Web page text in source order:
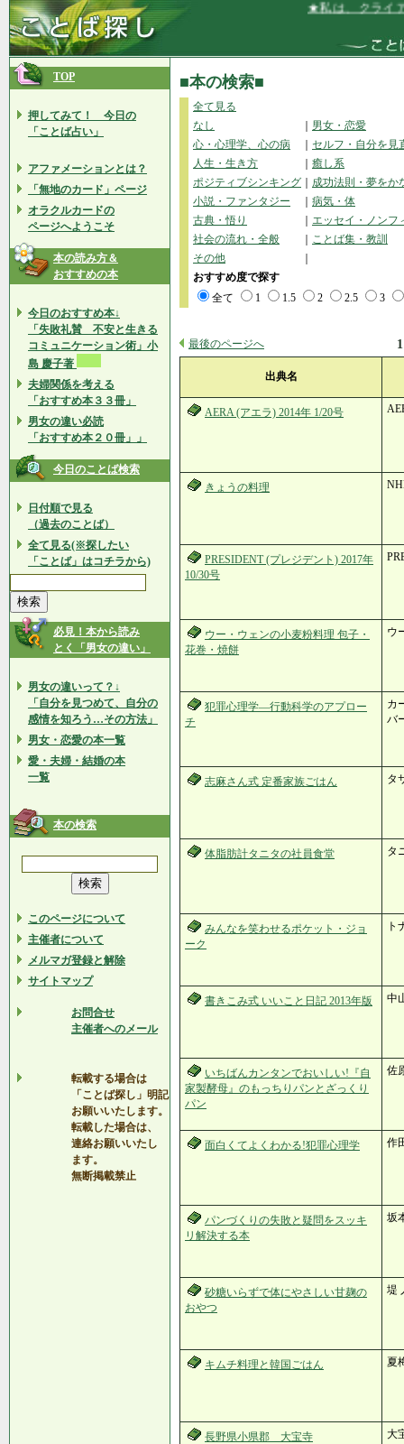
★私は、クライアン
TOP
押してみて！ 今日の
「ことば占い」
アファメーションとは？
「無地のカード」ページ
オラクルカードの
ページへようこそ
本の読み方＆
おすすめの本
今日のおすすめ本↓
「失敗礼賛 不安と生きる
コミュニケーション術」小
島 慶子著
夫婦関係を考える
「おすすめ本３３冊」
男女の違い必読
「おすすめ本２０冊」」
今日のことば検索
日付順で見る
（過去のことば）
全て見る(※探したい
「ことば」はコチラから)
必見！本から読み
とく「男女の違い」
男女の違いって？↓
「自分を見つめて、自分の
感情を知ろう…その方法」
男女・恋愛の本一覧
愛・夫婦・結婚の本
一覧
本の検索
このページについて
主催者について
メルマガ登録と解除
サイトマップ
お問合せ
主催者へのメール
転載する場合は
「ことば探し」明記
お願いいたします。
転載した場合は、
連絡お願いいたし
ます。
無断掲載禁止
■本の検索■
全て見る
なし
男女・恋愛
心・心理学、心の病
セルフ・自分を見
人生・生き方
癒し系
ポジティブシンキング
成功法則・夢をか
小説・ファンタジー
病気・体
古典・悟り
エッセイ・ノンフ
社会の流れ・全般
ことば集・教訓
その他
おすすめ度で探す
全て
1 1.5 2 2.5 3
最後のページへ 1
出典名
AERA (アエラ) 2014年 1/20号
きょうの料理
PRESIDENT (プレジデント) 2017年
10/30号
ウー・ウェンの小麦粉料理 包子・
花巻・焼餅
ウ
犯罪心理学―行動科学のアプロー
チ
カ
バ
志麻さん式 定番家族ごはん タ
体脂肪計タニタの社員食堂 タ
みんなを笑わせるポケット・ジョ
ーク
ト
書きこみ式 いいこと日記 2013年版 中
いちばんカンタンでおいしい!『自
家製酵母』のもっちりパンとざっくり
パン
佐
面白くてよくわかる!犯罪心理学 作
パンづくりの失敗と疑問をスッキ
リ解決する本
坂
砂糖いらずで体にやさしい甘麹の
おやつ
堤
キムチ料理と韓国ごはん 夏
長野県小県郡 大宝寺 大